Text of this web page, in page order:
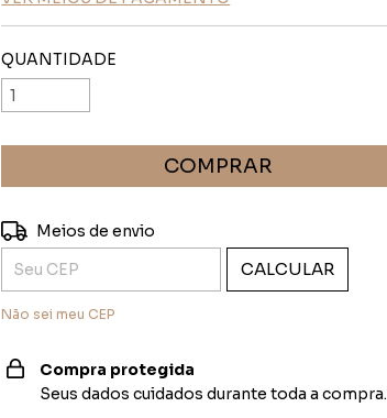
QUANTIDADE
Entregas para o CEP:
Meios de envio
CALCULAR
Não sei meu CEP
Compra protegida
Seus dados cuidados durante toda a compra.